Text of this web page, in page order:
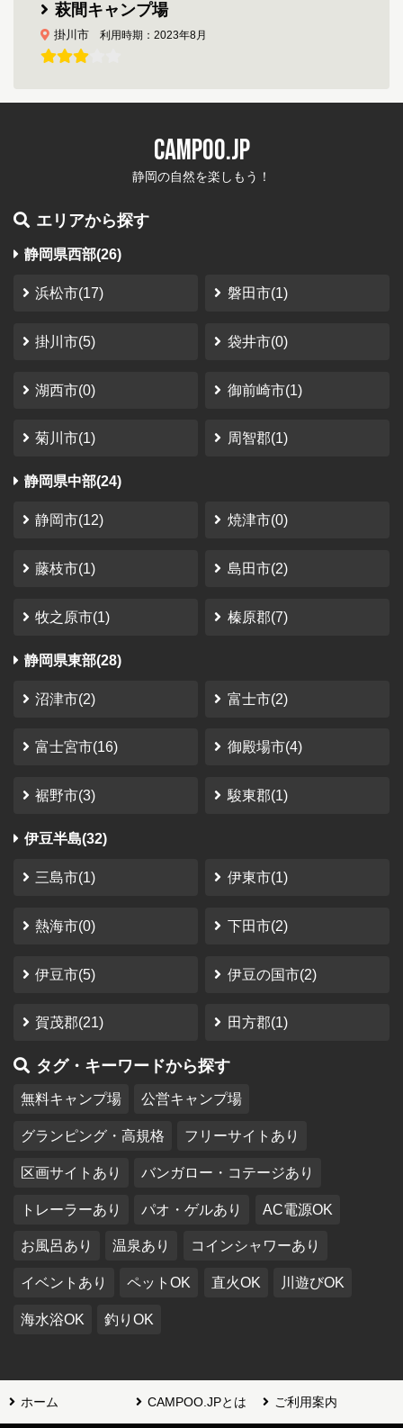
萩間キャンプ場
掛川市 利用時期：2023年8月
場
なっています 水道も蛇口が二つあるステンレスのシンク
です、すごく劣悪なつもりで行ったので 思っていたより
快適でした、秋に行けば栗拾いができるかも Y...
南アルプス井川オートキャンプ場
静岡市 利用時期：2023年10月
秘密の場所
さかっち
静岡市 利用時期：2023年1月
コレからな感じではありましたけど、スタッフさ
満足度は非常に高かったです。
ちょっとちょっとって感じたかな。 家族向けに作ってる
格を下げてください。 特にソロキャン...
CAMPOO.JP
静岡の自然を楽しもう！
エリアから探す
静岡県西部(26)
浜松市(17) 磐田市(1)
掛川市(5) 袋井市(0)
湖西市(0) 御前崎市(1)
菊川市(1) 周智郡(1)
静岡県中部(24)
静岡市(12) 焼津市(0)
藤枝市(1) 島田市(2)
牧之原市(1) 榛原郡(7)
静岡県東部(28)
沼津市(2) 富士市(2)
富士宮市(16) 御殿場市(4)
裾野市(3) 駿東郡(1)
伊豆半島(32)
三島市(1) 伊東市(1)
熱海市(0) 下田市(2)
伊豆市(5) 伊豆の国市(2)
賀茂郡(21) 田方郡(1)
タグ・キーワードから探す
無料キャンプ場 公営キャンプ場
グランピング・高規格 フリーサイトあり
区画サイトあり バンガロー・コテージあり
トレーラーあり パオ・ゲルあり AC電源OK
お風呂あり 温泉あり コインシャワーあり
イベントあり ペットOK 直火OK 川遊びOK
海水浴OK 釣りOK
ホーム CAMPOO.JPとは ご利用案内